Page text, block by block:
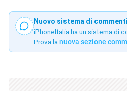
Nuovo sistema di commenti
iPhoneItalia ha un sistema di
Prova la nuova sezione